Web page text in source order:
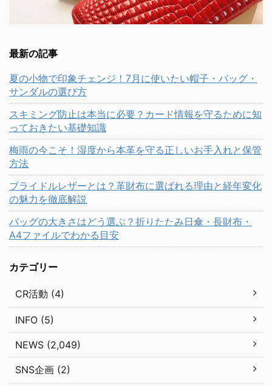
最新の記事
夏の小物で印象チェンジ！7月に使いたい帽子・バッグ・
サンダルの選び方
スキミング防止は本当に必要？カード情報を守るために知
っておきたい基礎知識
梅雨の今こそ！湿度から本革を守る正しいお手入れと保管
方法
ブライドルレザーとは？革財布に選ばれる理由と経年変化
の魅力を徹底解説
バッグの大きさはどう選ぶ？折りたたみ日傘・長財布・
A4ファイルでわかる目安
カテゴリー
CR活動 (4)
INFO (5)
NEWS (2,049)
SNS企画 (2)